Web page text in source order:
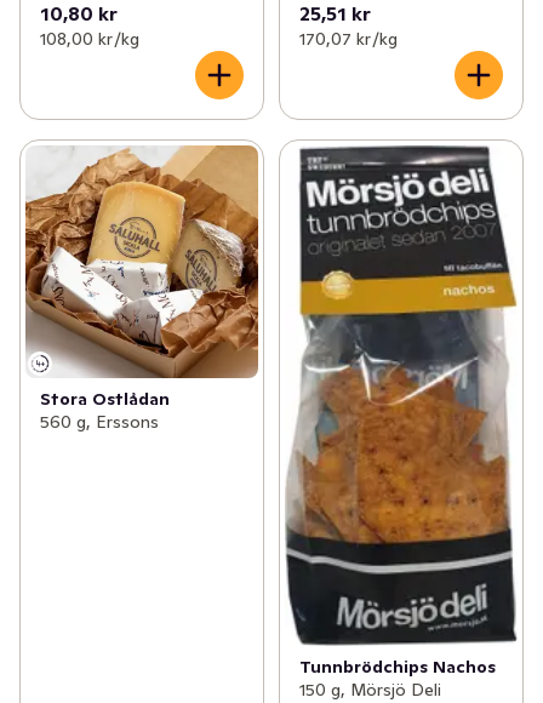
10,80 kr
108,00 kr /kg
25,51 kr
170,07 kr /kg
Stora Ostlådan
560 g, Erssons
Tunnbrödchips Nachos
150 g, Mörsjö Deli